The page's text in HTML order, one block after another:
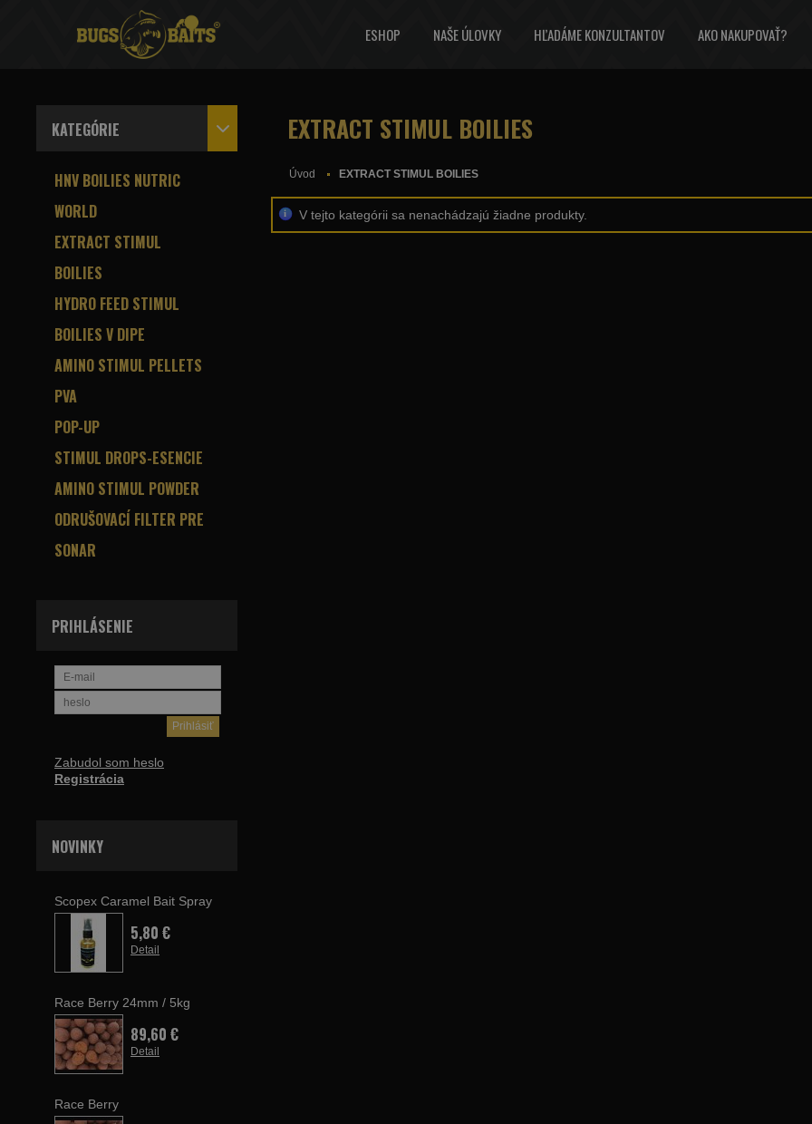
ESHOP NAŠE ÚLOVKY HĽADÁME KONZULTANTOV AKO NAKUPOVAŤ?
KATEGÓRIE
HNV BOILIES NUTRIC
WORLD
EXTRACT STIMUL
BOILIES
HYDRO FEED STIMUL
BOILIES V DIPE
AMINO STIMUL PELLETS
PVA
POP-UP
STIMUL DROPS-ESENCIE
AMINO STIMUL POWDER
ODRUŠOVACÍ FILTER PRE
SONAR
PRIHLÁSENIE
Zabudol som heslo
Registrácia
NOVINKY
Scopex Caramel Bait Spray
5,80 €
Detail
Race Berry 24mm / 5kg
89,60 €
Detail
Race Berry
EXTRACT STIMUL BOILIES
Úvod EXTRACT STIMUL BOILIES
V tejto kategórii sa nenachádzajú žiadne produkty.